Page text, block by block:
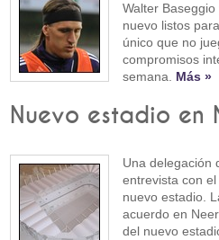
Walter
nuevo listos
único que no
compromisos
semana. Más »
Nuevo estadio en
Una delegación
entrevista con
nuevo estadio.
acuerdo en
del nuevo